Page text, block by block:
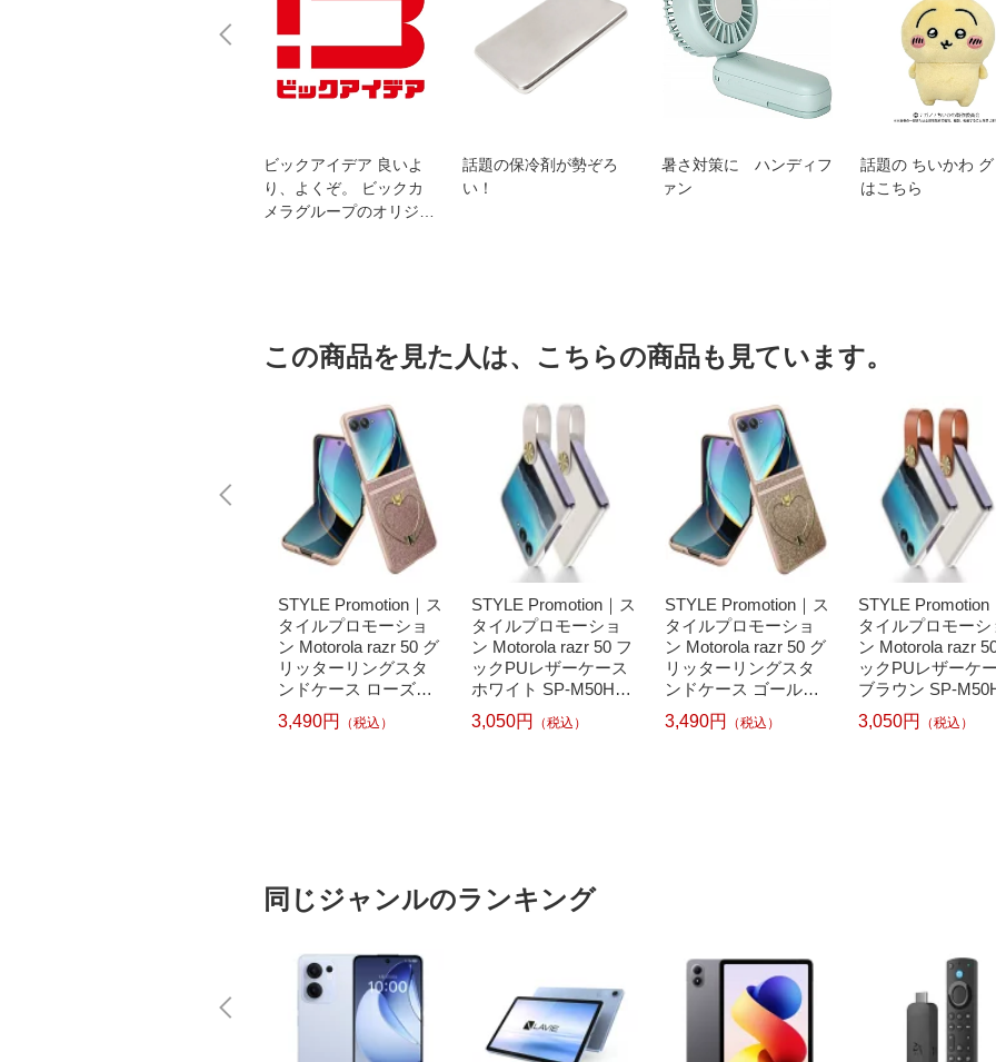
ビックアイデア 良いよ
り、よくぞ。 ビックカ
メラグループのオリジナ
話題の保冷剤が勢ぞろ
い！
暑さ対策に ハンディフ
ァン
話題の ちいかわ
はこちら
この商品を見た人は、こちらの商品も見ています。
STYLE Promotion｜ス
タイルプロモーショ
ン Motorola razr 50 グ
リッターリングスタ
ンドケース ローズゴ
ールド SP-M50GUST
CA-RGD
3,490円 （税込）
STYLE Promotion｜ス
タイルプロモーショ
ン Motorola razr 50 フ
ックPUレザーケース
ホワイト SP-M50HO
PUCA-WH
3,050円 （税込）
STYLE Promotion｜ス
タイルプロモーショ
ン Motorola razr 50 グ
リッターリングスタ
ンドケース ゴールド
SP-M50GUSTCA-GD
3,490円 （税込）
STYLE Promotion
タイルプロモーシ
ン Motorola razr
ックPUレザーケ
ブラウン SP-
PUCA-BR
3,050円 （税込）
同じジャンルのランキング